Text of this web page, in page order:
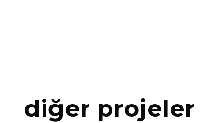
diğer projeler